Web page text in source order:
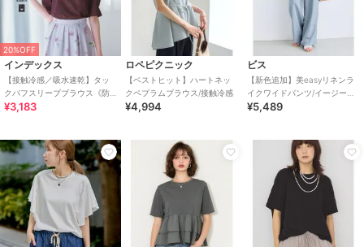
20%OFF
インデックス
【接触冷感／吸水速乾】タッ
クパフスリーブブラウス《防
シワ／洗濯機OK／XS～3L／
¥3,183
ロペピクニック
【ベストヒット】ハートネッ
クペプラムブラウス/接触冷感
¥4,994
ビス
【新色追加】美easyリネンラ
イクワイドパンツ/イージーケ
ア・接触冷感・セットアップ
¥5,489